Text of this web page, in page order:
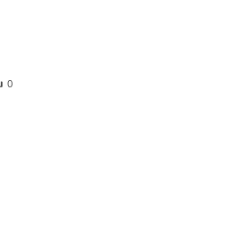
0